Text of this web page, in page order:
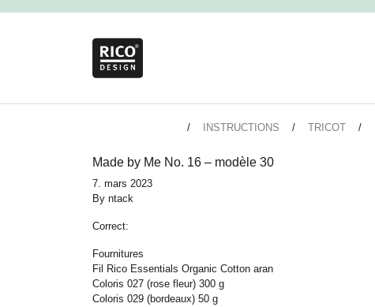
INSTRUCTIONS TRICOT
Made by Me No. 16 – modèle 30
7. mars 2023
By ntack
Correct:
Fournitures
Fil Rico Essentials Organic Cotton aran
Coloris 027 (rose fleur) 300 g
Coloris 029 (bordeaux) 50 g